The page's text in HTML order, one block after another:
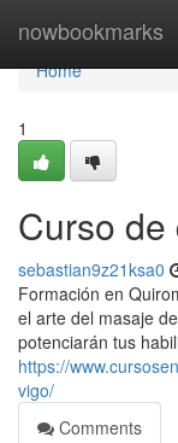
nowbookmarks
Home
Home
1
Curso
sebastian9z21ksa0
Formación en
el arte del masaje
potenciarán tus
https://
vigo/
Comments